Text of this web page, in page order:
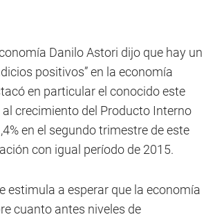
Danilo Astori dijo que hay un
positivos” en la economía
en particular el conocido este
al crecimiento del Producto Interno
en el segundo trimestre de este
con igual período de 2015.
estimula a esperar que la economía
cuanto antes niveles de